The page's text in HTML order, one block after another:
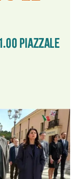
Piazzale